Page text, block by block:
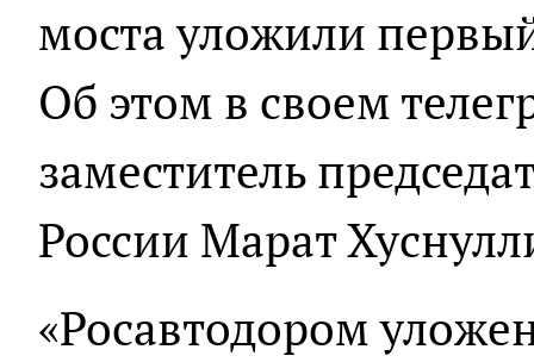
моста уложили
Об этом в своем
заместитель
России Марат
«Росавтодором